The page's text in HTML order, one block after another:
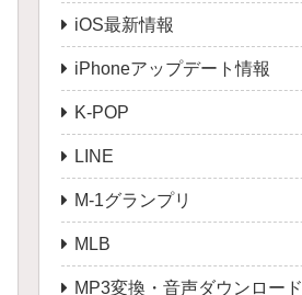
iOS最新情報
iPhoneアップデート情報
K-POP
LINE
M-1グランプリ
MLB
MP3変換・音声ダウンロード